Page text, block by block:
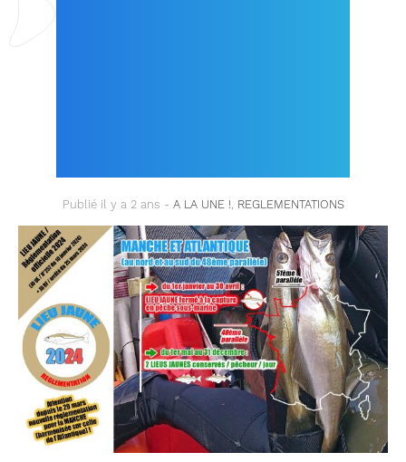
Publié il y a 2 ans - A LA UNE !, REGLEMENTATIONS